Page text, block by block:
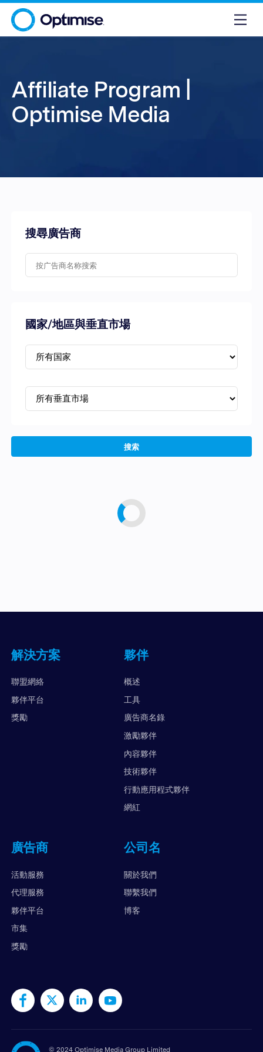
Affiliate Program |
Optimise Media
搜尋廣告商
國家/地區與垂直市場
搜索
解決方案
聯盟網絡
夥伴平台
獎勵
夥伴
概述
工具
廣告商名錄
激勵夥伴
內容夥伴
技術夥伴
行動應用程式夥伴
網紅
廣告商
活動服務
代理服務
夥伴平台
市集
獎勵
公司名
關於我們
聯繫我們
博客
© 2024 Optimise Media Group Limited